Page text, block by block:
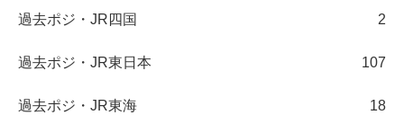
過去ポジ・JR四国 2
過去ポジ・JR東日本 107
過去ポジ・JR東海 18